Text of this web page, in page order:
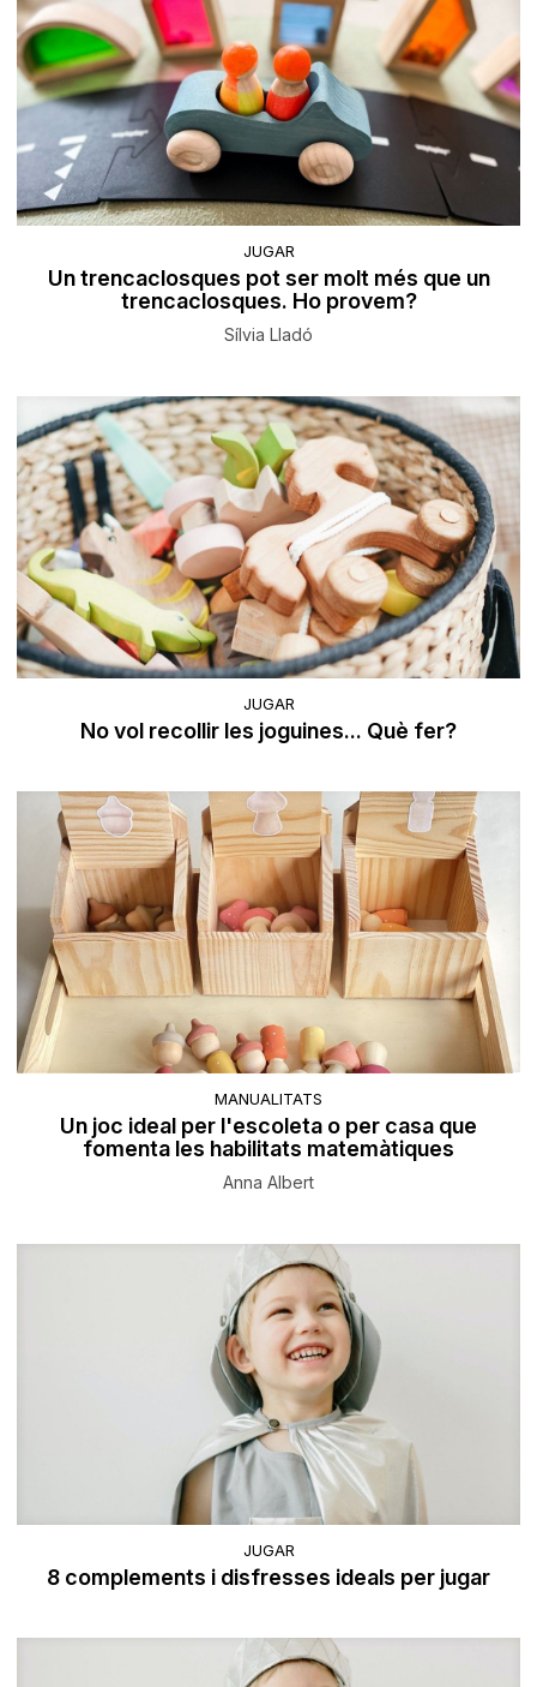
JUGAR
Un trencaclosques pot ser molt més que un
trencaclosques. Ho provem?
Sílvia Lladó
JUGAR
No vol recollir les joguines... Què fer?
MANUALITATS
Un joc ideal per l'escoleta o per casa que
fomenta les habilitats matemàtiques
Anna Albert
JUGAR
8 complements i disfresses ideals per jugar